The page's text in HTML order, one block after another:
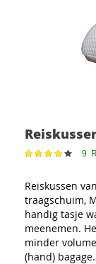
Waardering:9
Reiskussen
traagschuim,
handig tasje
meenemen.
minder
(hand) bagage.